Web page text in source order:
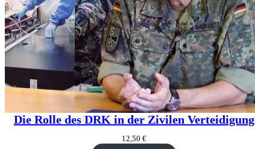
Die Rolle des DRK in der Zivilen Verteidigung
12,50€